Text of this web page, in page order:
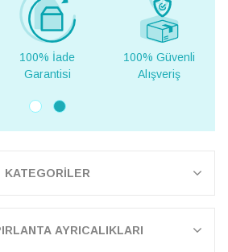
100% Güvenli
Alışveriş
Yurt Dışına
Teslimat
KATEGORİLER
AYRICALIKLARI